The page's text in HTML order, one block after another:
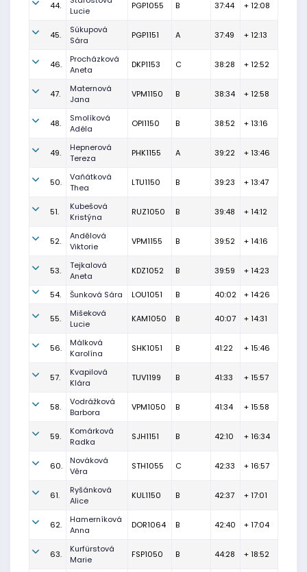
44.
Lucie
PGP1055 B 37:44 + 12:08
45.
Súkupová
Sára
PGP1151 A 37:49 + 12:13
46.
Procházková
Aneta
DKP1153 C 38:28 + 12:52
47.
Maternová
Jana
VPM1150 B 38:34 + 12:58
48.
Smolíková
Adéla
OPI1150 B 38:52 + 13:16
49.
Hepnerová
Tereza
PHK1155 A 39:22 + 13:46
50.
Vaňátková
Thea
LTU1150 B 39:23 + 13:47
51.
Kubešová
Kristýna
RUZ1050 B 39:48 + 14:12
52.
Andělová
Viktorie
VPM1155 B 39:52 + 14:16
53.
Tejkalová
Aneta
KDZ1052 B 39:59 + 14:23
54. Šunková Sára LOU1051 B 40:02 + 14:26
55.
Mišeková
Lucie
KAM1050 B 40:07 + 14:31
56.
Málková
Karolína
SHK1051 B 41:22 + 15:46
57.
Kvapilová
Klára
TUV1199 B 41:33 + 15:57
58.
Vodrážková
Barbora
VPM1050 B 41:34 + 15:58
59.
Komárková
Radka
SJH1151 B 42:10 + 16:34
60.
Nováková
Věra
STH1055 C 42:33 + 16:57
61.
Ryšánková
Alice
KUL1150 B 42:37 + 17:01
62.
Hamerníková
Anna
DOR1064 B 42:40 + 17:04
63.
Kurfürstová
Marie
FSP1050 B 44:28 + 18:52